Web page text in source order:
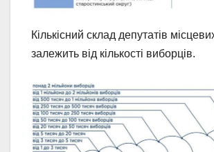
Кількісний склад депутатів
залежить від кількості виборців.